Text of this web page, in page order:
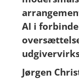
AI i
Jørgen